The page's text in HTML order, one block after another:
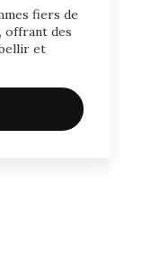
fiers de
offrant des
et